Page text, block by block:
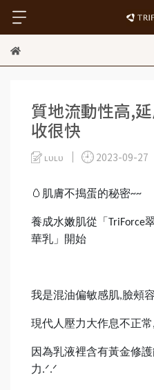
質地流動性高,
收很快
ʟᴜʟᴜ 2023-09-27
🥚 肌膚不搗蛋的秘密~~
養成水嫩肌從「 TriForce
華乳」開始
我是混油偏敏感肌,臉頰
現代人壓力大作息不正常,
因為乳液裡含有黃金修
力.ᐟ.ᐟ